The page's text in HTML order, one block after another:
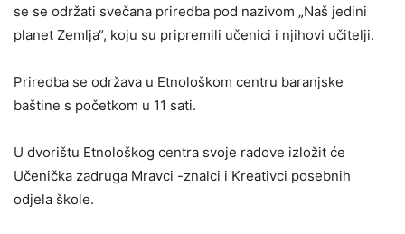
se se održati svečana priredba pod nazivom „Naš jedini
planet Zemlja“, koju su pripremili učenici i njihovi učitelji.
Priredba se održava u Etnološkom centru baranjske
baštine s početkom u 11 sati.
U dvorištu Etnološkog centra svoje radove izložit će
Učenička zadruga Mravci -znalci i Kreativci posebnih
odjela škole.